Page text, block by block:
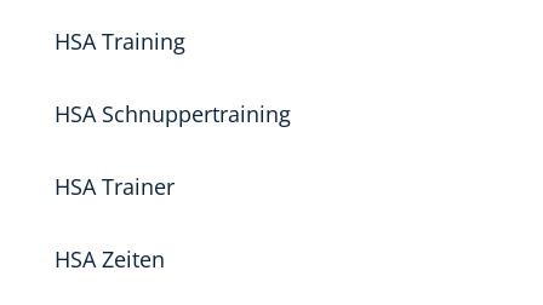
HSA Training
HSA Schnuppertraining
HSA Trainer
HSA Zeiten